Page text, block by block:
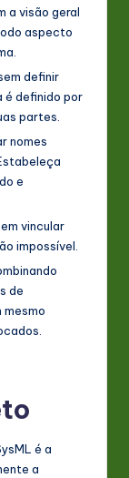
a visão geral
aspecto
definir
é definido por
partes.
nomes
e
vincular
impossível.
de
mesmo
é a
a